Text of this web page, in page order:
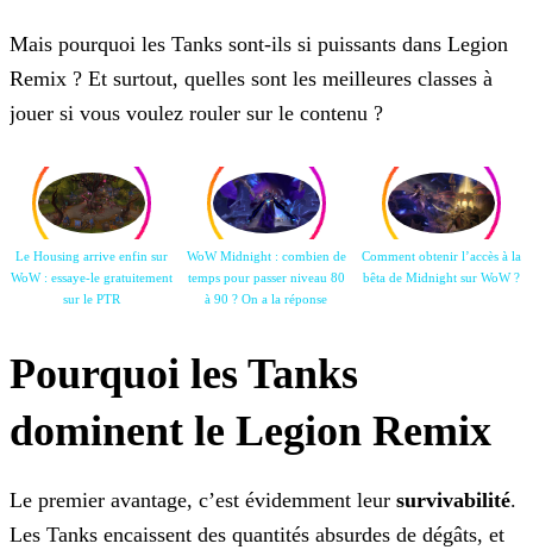
Mais pourquoi les Tanks sont-ils si puissants dans Legion
Remix ? Et surtout, quelles sont les meilleures classes à
jouer si vous voulez rouler sur le contenu ?
Le Housing arrive enfin sur
WoW : essaye-le gratuitement
sur le PTR
WoW Midnight : combien de
temps pour passer niveau 80
à 90 ? On a la réponse
Comment obtenir l’accès à la
bêta de Midnight sur WoW ?
Pourquoi les Tanks
dominent le Legion Remix
Le premier avantage, c’est évidemment leur survivabilité.
Les Tanks encaissent des quantités absurdes de dégâts, et